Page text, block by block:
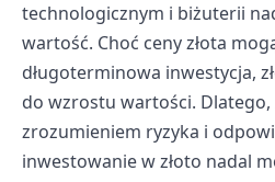
technologicznym i biżuterii
wartość. Choć ceny złota
długoterminowa inwestycja,
do wzrostu wartości.
zrozumieniem ryzyka i
inwestowanie w złoto nadal